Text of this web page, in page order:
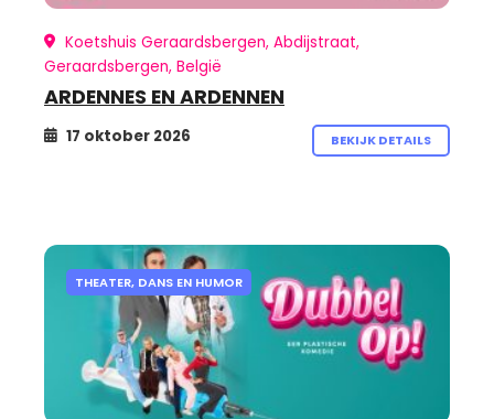
Koetshuis Geraardsbergen, Abdijstraat,
Geraardsbergen, België
ARDENNES EN ARDENNEN
17 oktober 2026 BEKIJK DETAILS
THEATER, DANS EN HUMOR